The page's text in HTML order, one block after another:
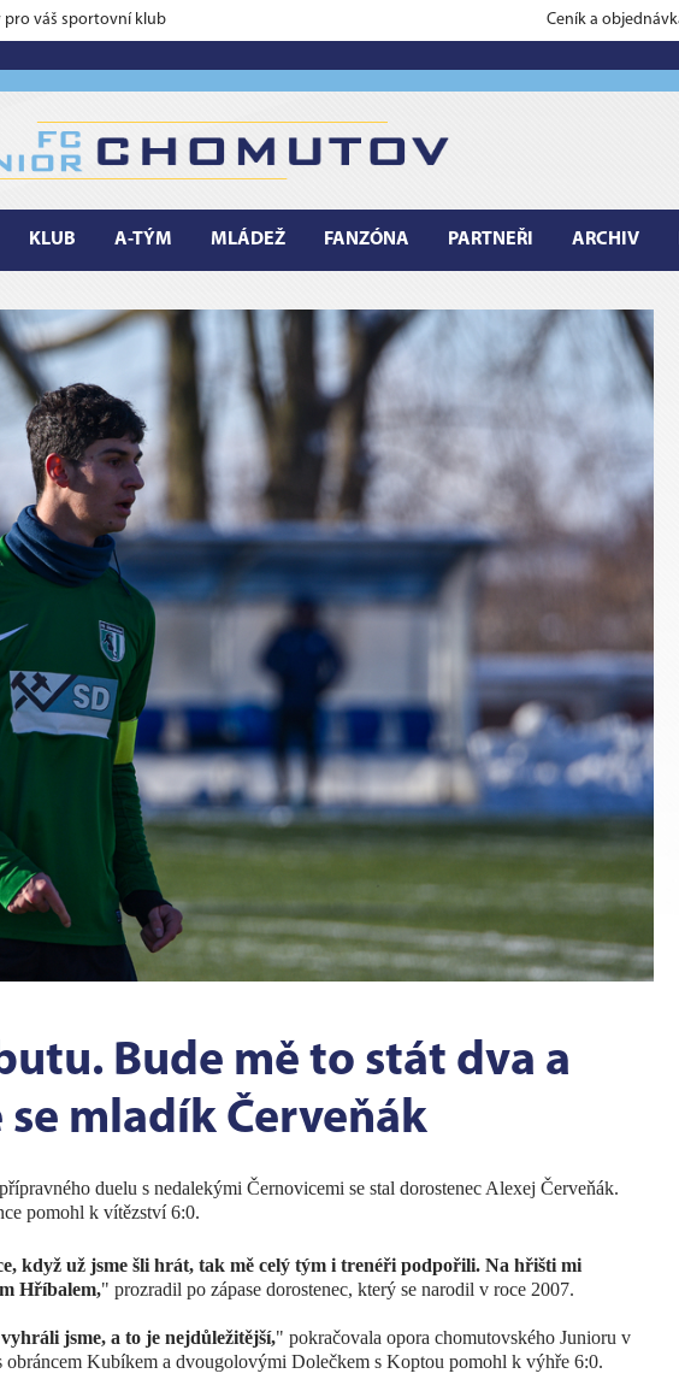
váš sportovní klub Ceník a
KLUB A-TÝM MLÁDEŽ FANZÓNA PARTNEŘI ARCHIV
Bude mě to stát dva a
mladík Červeňák
duelu s nedalekými Černovicemi se stal dorostenec Alexej Červeňák.
pomohl k vítězství 6:0.
když už jsme šli hrát, tak mě celý tým i trenéři podpořili. Na hřišti mi
Hříbalem," prozradil po zápase dorostenec, který se narodil v roce 2007.
jsme, a to je nejdůležitější," pokračovala opora chomutovského Junioru v
obráncem Kubíkem a dvougolovými Dolečkem s Koptou pomohl k výhře 6:0.